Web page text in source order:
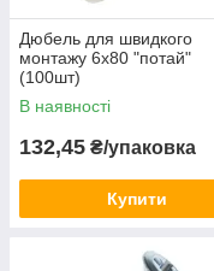
Дюбель для швидкого
монтажу 6х80 "потай"
(100шт)
В наявності
132,45 ₴/упаковка
Купити